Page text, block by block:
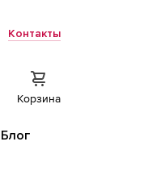
Контакты
Корзина
Блог